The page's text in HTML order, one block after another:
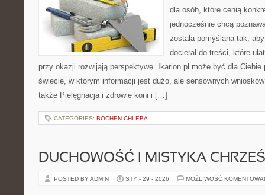
dla osób, które cenią
jednocześnie chcą
została pomyślana tak,
docierał do treści, które
przy okazji rozwijają perspektywę. Ikarion.pl może być dla Ciebie
świecie, w którym informacji jest dużo, ale sensownych
także Pielęgnacja i zdrowie koni i […]
CATEGORIES: BOCHEN-CHLEBA
DUCHOWOŚĆ I MISTYKA
POSTED BY ADMIN STY - 29 - 2026 MOŻLIWOŚĆ